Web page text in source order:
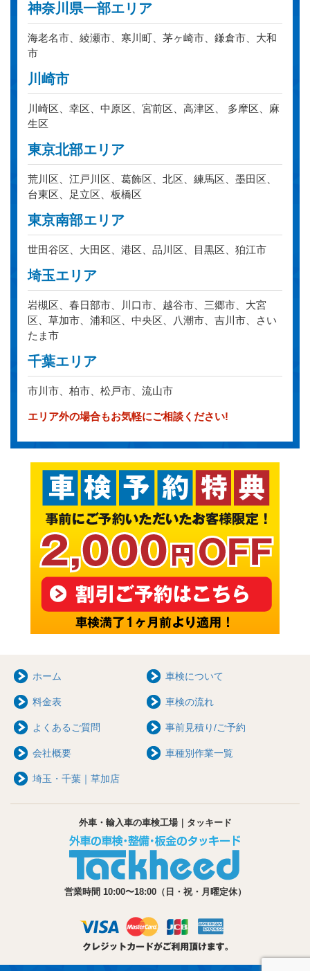
神奈川県一部エリア
海老名市、綾瀬市、寒川町、茅ヶ崎市、鎌倉市、大和
市
川崎市
川崎区、幸区、中原区、宮前区、高津区、 多摩区、麻
生区
東京北部エリア
荒川区、江戸川区、葛飾区、北区、練馬区、墨田区、
台東区、足立区、板橋区
東京南部エリア
世田谷区、大田区、港区、品川区、目黒区、狛江市
埼玉エリア
岩槻区、春日部市、川口市、越谷市、三郷市、大宮
区、草加市、浦和区、中央区、八潮市、吉川市、さい
たま市
千葉エリア
市川市、柏市、松戸市、流山市
エリア外の場合もお気軽にご相談ください!
ホーム 車検について
料金表 車検の流れ
よくあるご質問 事前見積り/ご予約
会社概要 車種別作業一覧
埼玉・千葉｜草加店
外車・輸入車の車検工場｜タッキード
営業時間 10:00〜18:00（日・祝・月曜定休）